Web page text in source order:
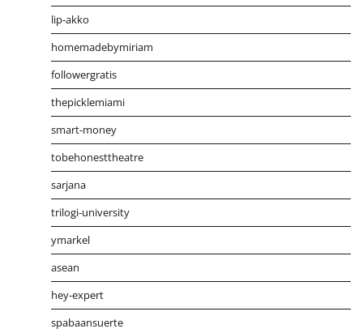
lip-akko
homemadebymiriam
followergratis
thepicklemiami
smart-money
tobehonesttheatre
sarjana
trilogi-university
ymarkel
asean
hey-expert
spabaansuerte